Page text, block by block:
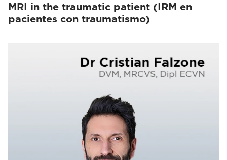
MRI in the traumatic patient (IRM en
pacientes con traumatismo)